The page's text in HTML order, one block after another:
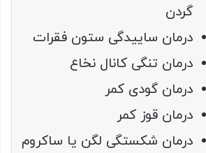
گردن
درمان ساییدگی ستون فقرات
درمان تنگی کانال نخاع
درمان گودی کمر
درمان قوز کمر
درمان شکستگی لگن یا ساکروم